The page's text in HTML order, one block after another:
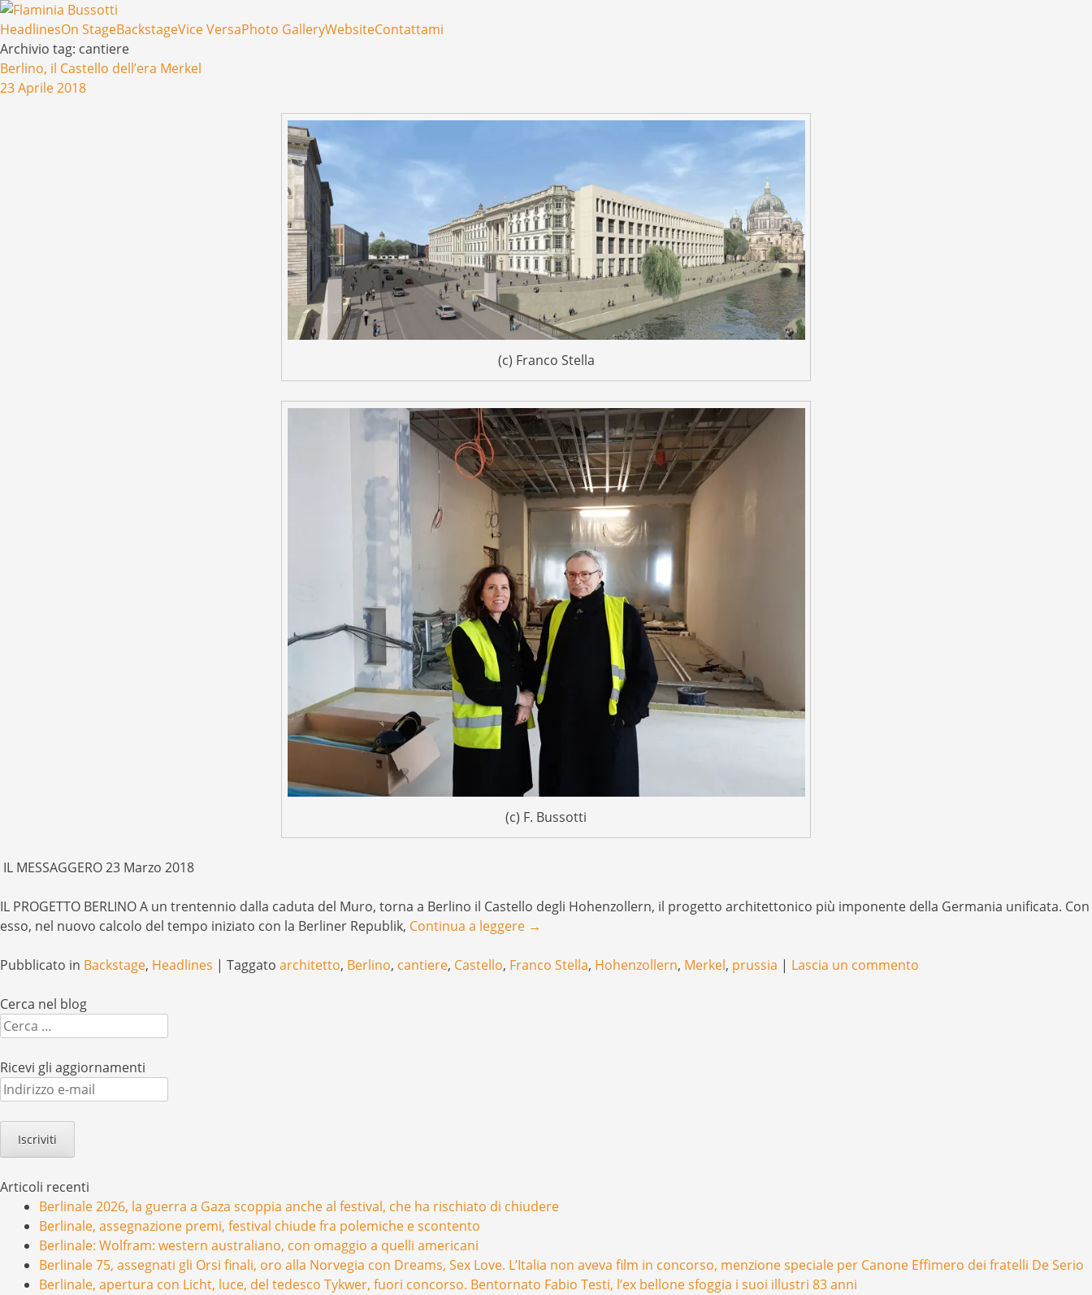
Menu
Salta il contenuto
HeadlinesOn StageBackstageVice VersaPhoto GalleryWebsiteContattami
Archivio tag: cantiere
Berlino, il Castello dell’era Merkel
23 Aprile 2018
(c) Franco Stella
(c) F. Bussotti
IL MESSAGGERO 23 Marzo 2018
IL PROGETTO BERLINO A un trentennio dalla caduta del Muro, torna a Berlino il Castello degli Hohenzollern, il progetto architettonico più imponente della Germania unificata. Con
esso, nel nuovo calcolo del tempo iniziato con la Berliner Republik, Continua a leggere →
Pubblicato in Backstage, Headlines | Taggato architetto, Berlino, cantiere, Castello, Franco Stella, Hohenzollern, Merkel, prussia | Lascia un commento
Cerca nel blog
Cerca
Ricevi gli aggiornamenti
Indirizzo
e-
mail
Articoli recenti
Berlinale 2026, la guerra a Gaza scoppia anche al festival, che ha rischiato di chiudere
Berlinale, assegnazione premi, festival chiude fra polemiche e scontento
Berlinale: Wolfram: western australiano, con omaggio a quelli americani
Berlinale 75, assegnati gli Orsi finali, oro alla Norvegia con Dreams, Sex Love. L’Italia non aveva film in concorso, menzione speciale per Canone Effimero dei fratelli De Serio
Berlinale, apertura con Licht, luce, del tedesco Tykwer, fuori concorso. Bentornato Fabio Testi, l’ex bellone sfoggia i suoi illustri 83 anni